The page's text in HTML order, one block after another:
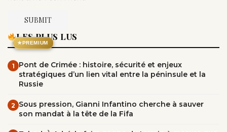
★PREMIUM
LES PLUS LUS
1
Pont de Crimée : histoire, sécurité et enjeux
stratégiques d’un lien vital entre la péninsule et la
Russie
2 Sous pression, Gianni Infantino cherche à sauver
son mandat à la tête de la Fifa